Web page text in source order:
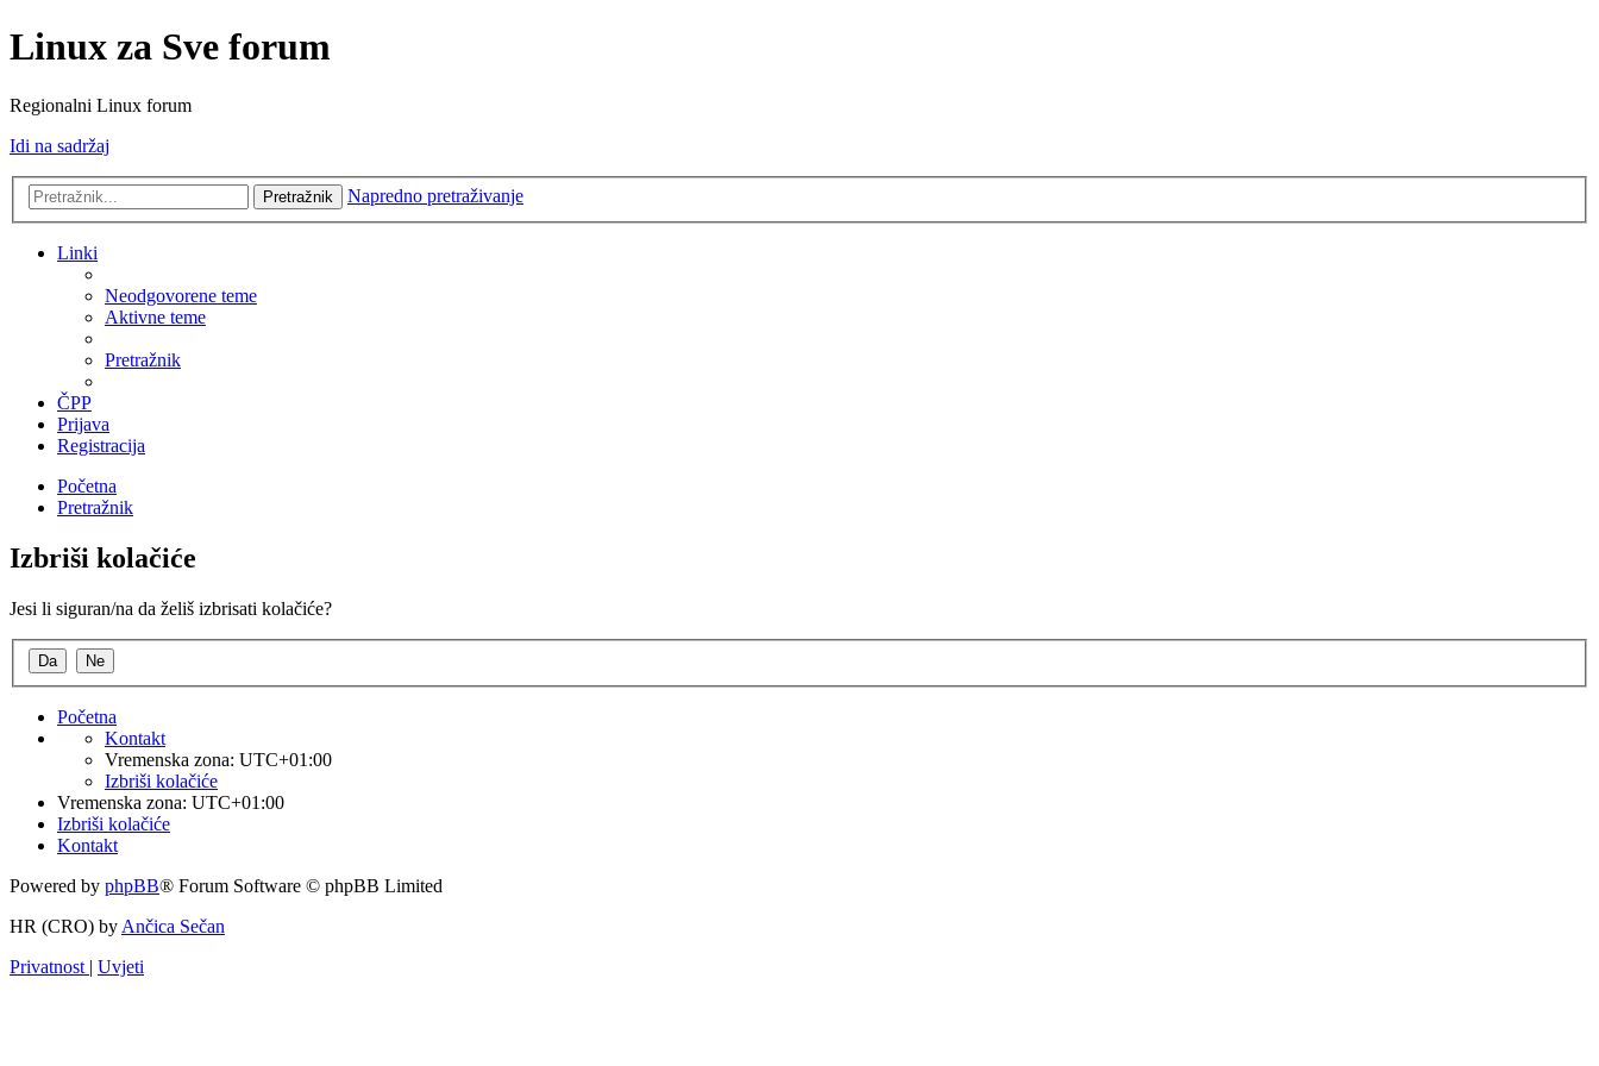
Linux za Sve forum
Regionalni Linux forum
Idi na sadržaj
Pretražnik Napredno pretraživanje
Linki
Neodgovorene teme
Aktivne teme
Pretražnik
ČPP
Prijava
Registracija
Početna
Pretražnik
Izbriši kolačiće
Jesi li siguran/na da želiš izbrisati kolačiće?
Početna
Kontakt
Vremenska zona: UTC+01:00
Izbriši kolačiće
Vremenska zona: UTC+01:00
Izbriši kolačiće
Kontakt
Powered by phpBB® Forum Software © phpBB Limited
HR (CRO) by Ančica Sečan
Privatnost | Uvjeti